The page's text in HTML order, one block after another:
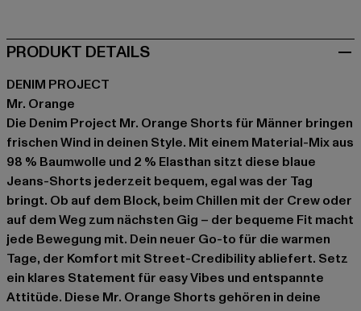
PRODUKT DETAILS
DENIM PROJECT
Mr. Orange
Die Denim Project Mr. Orange Shorts für Männer bringen
frischen Wind in deinen Style. Mit einem Material-Mix aus
98 % Baumwolle und 2 % Elasthan sitzt diese blaue
Jeans-Shorts jederzeit bequem, egal was der Tag
bringt. Ob auf dem Block, beim Chillen mit der Crew oder
auf dem Weg zum nächsten Gig – der bequeme Fit macht
jede Bewegung mit. Dein neuer Go-to für die warmen
Tage, der Komfort mit Street-Credibility abliefert. Setz
ein klares Statement für easy Vibes und entspannte
Attitüde. Diese Mr. Orange Shorts gehören in deine